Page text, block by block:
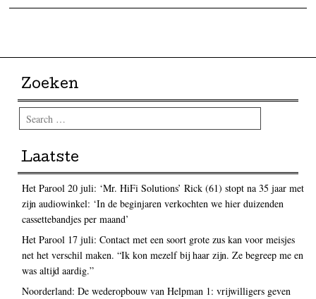
Zoeken
Search
Laatste
Het Parool 20 juli: ‘Mr. HiFi Solutions’ Rick (61) stopt na 35 jaar met
zijn audiowinkel: ‘In de beginjaren verkochten we hier duizenden
cassettebandjes per maand’
Het Parool 17 juli: Contact met een soort grote zus kan voor meisjes
net het verschil maken. “Ik kon mezelf bij haar zijn. Ze begreep me en
was altijd aardig.”
Noorderland: De wederopbouw van Helpman 1: vrijwilligers geven